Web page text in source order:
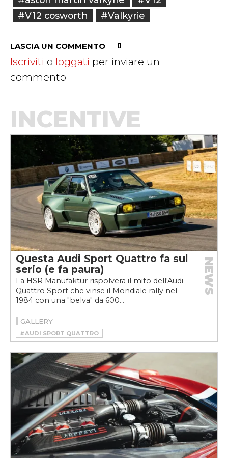
#V12 cosworth
#Valkyrie
LASCIA UN COMMENTO
Iscriviti o loggati per inviare un
commento
INCENTIVE
Questa Audi Sport Quattro fa sul
serio (e fa paura)
La HSR Manufaktur rispolvera il mito dell'Audi
Quattro Sport che vinse il Mondiale rally nel
1984 con una "belva" da 600...
NEWS
GALLERY
#AUDI SPORT QUATTRO
#HSR MANUFAKTUR
#RESTOMOD